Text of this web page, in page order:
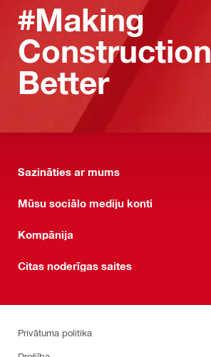
#Making
Construction
Better
Sazināties ar mums
Mūsu sociālo mediju konti
Kompānija
Citas noderīgas saites
Privātuma politika